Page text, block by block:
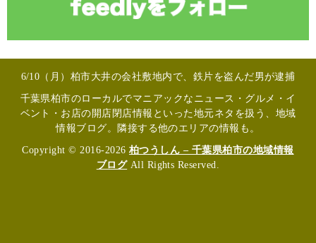
6/10（月）柏市大井の会社敷地内で、鉄片を盗んだ男が逮捕
千葉県柏市のローカルでマニアックなニュース・グルメ・イ
ベント・お店の開店閉店情報といった地元ネタを扱う、地域
情報ブログ。隣接する他のエリアの情報も。
Copyright © 2016-2026 柏つうしん – 千葉県柏市の地域情報
ブログAll Rights Reserved.